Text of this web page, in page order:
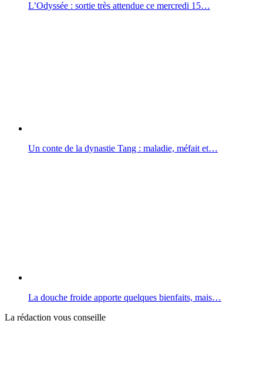
L’Odyssée : sortie très attendue ce mercredi 15…
Un conte de la dynastie Tang : maladie, méfait et…
La douche froide apporte quelques bienfaits, mais…
La rédaction vous conseille